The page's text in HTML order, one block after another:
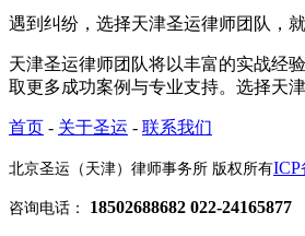
遇到纠纷，选择天津圣运律师团队，
天津圣运律师团队将以丰富的实战经
取更多成功案例与专业支持。选择天
首页 - 关于圣运 - 联系我们
北京圣运（天津）律师事务所 版权所有ICP
咨询电话： 18502688682 022-24165877